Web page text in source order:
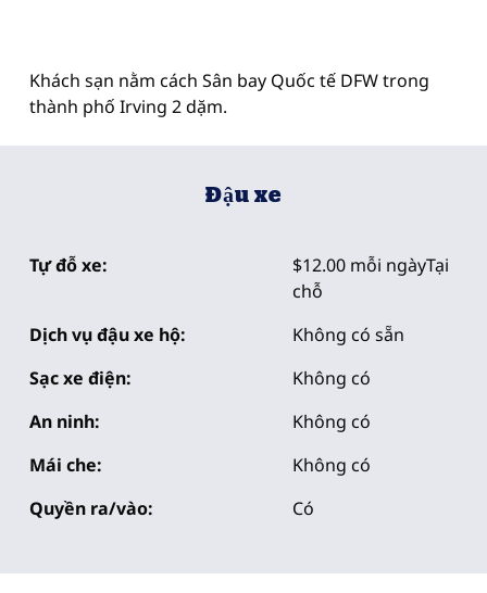
Khách sạn nằm cách Sân bay Quốc tế DFW trong
thành phố Irving 2 dặm.
Đậu xe
Tự đỗ xe:
$12.00 mỗi ngàyTại
chỗ
Dịch vụ đậu xe hộ:
Không có sẵn
Sạc xe điện:
Không có
An ninh:
Không có
Mái che:
Không có
Quyền ra/vào:
Có